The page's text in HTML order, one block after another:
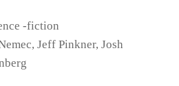
-fiction
Jeff Pinkner, Josh